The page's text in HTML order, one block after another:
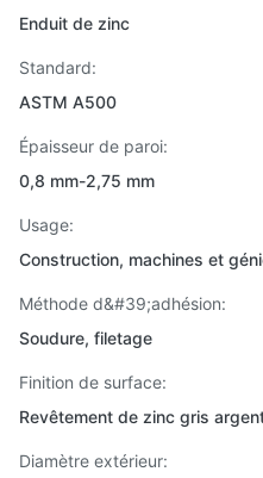
Enduit de zinc
Standard:
ASTM A500
Épaisseur de paroi:
0,8 mm-2,75 mm
Usage:
Construction, machines et
Méthode d&#39;adhésion:
Soudure, filetage
Finition de surface:
Revêtement de zinc gris
Diamètre extérieur: